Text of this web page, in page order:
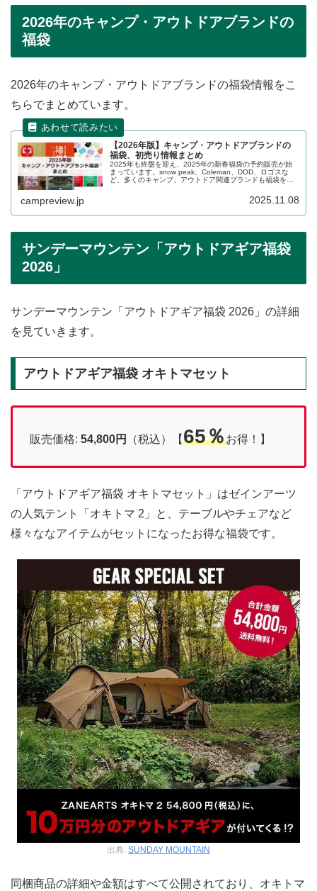
2026年のキャンプ・アウトドアブランドの
福袋
2026年のキャンプ・アウトドアブランドの福袋情報をこ
ちらでまとめています。
【2026年版】キャンプ・アウトドアブランドの
福袋、初売り情報まとめ
2025年も終盤を迎え、2025年の新春福袋の予約販売が始
まっています。snow peak、Coleman、DOD、ロゴスな
ど、多くのキャンプ、アウトドア関連ブランドも福袋を販
2026年の販売状況の詳細をレビューします。
campreview.jp 2025.11.08
サンデーマウンテン「アウトドアギア福袋
2026」
サンデーマウンテン「アウトドアギア福袋 2026」の詳細
を見ていきます。
アウトドアギア福袋 オキトマセット
販売価格: 54,800円 （税込）【65％お得！】
「アウトドアギア福袋 オキトマセット」はゼインアーツ
の人気テント「オキトマ 2」と、テーブルやチェアなど
様々ななアイテムがセットになったお得な福袋です。
出典: SUNDAY MOUNTAIN
同梱商品の詳細や金額はすべて公開されており、オキトマ